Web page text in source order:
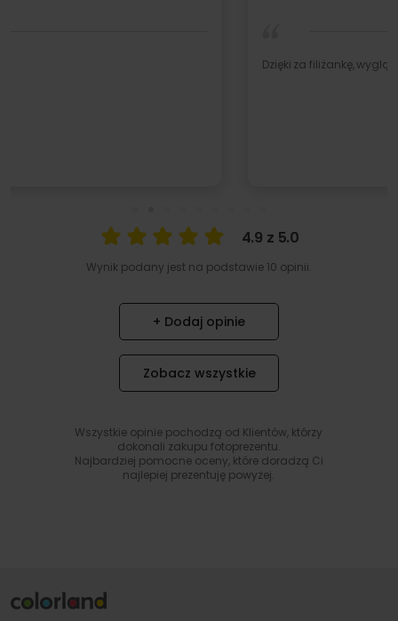
Dzięki za filiżankę, wygląda bardzo fajnie . Polecam
4.9 z 5.0
Wynik podany jest na podstawie 10 opinii.
+ Dodaj opinie
Zobacz wszystkie
Wszystkie opinie pochodzą od Klientów, którzy
dokonali zakupu fotoprezentu.
Najbardziej pomocne oceny, które doradzą Ci
najlepiej prezentuję powyżej.